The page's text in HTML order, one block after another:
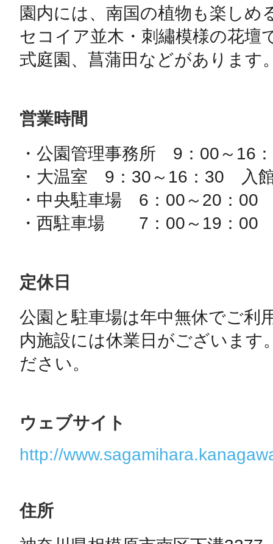
園内には、南国の植物も楽しめ
セコイア並木・刺繡模様の花壇
式庭園、菖蒲田などがあります
営業時間
・公園管理事務所　9：00～16
・大温室　9：30～16：30　入
・中央駐車場　6：00～20：00
・西駐車場　　7：00～19：00
定休日
公園と駐車場は年中無休でご利
内施設には休業日がございます
ださい。
ウェブサイト
http://
住所